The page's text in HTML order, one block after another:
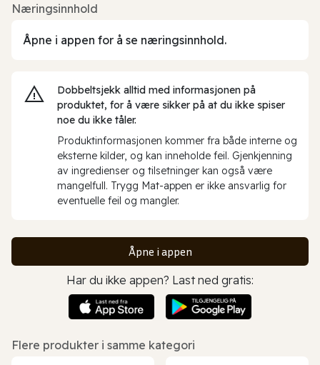
Næringsinnhold
Åpne i appen for å se næringsinnhold.
Dobbeltsjekk alltid med informasjonen på
produktet, for å være sikker på at du ikke spiser
noe du ikke tåler.
Produktinformasjonen kommer fra både interne og
eksterne kilder, og kan inneholde feil. Gjenkjenning
av ingredienser og tilsetninger kan også være
mangelfull. Trygg Mat-appen er ikke ansvarlig for
eventuelle feil og mangler.
Åpne i appen
Har du ikke appen? Last ned gratis:
Flere produkter i samme kategori